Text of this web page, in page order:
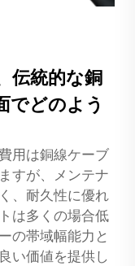
伝統的な銅
でどのよう
用は銅線ケーブ
すが、メンテナ
、耐久性に優れ
は多くの場合低
の帯域幅能力と
い価値を提供し